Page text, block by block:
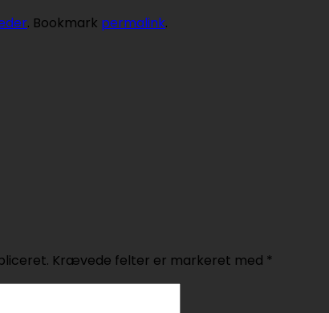
. Bookmark permalink.
Krævede felter er markeret med *